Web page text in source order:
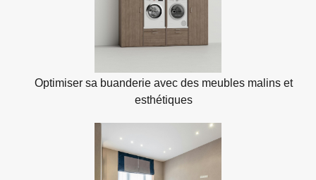
Optimiser sa buanderie avec des meubles malins et
esthétiques